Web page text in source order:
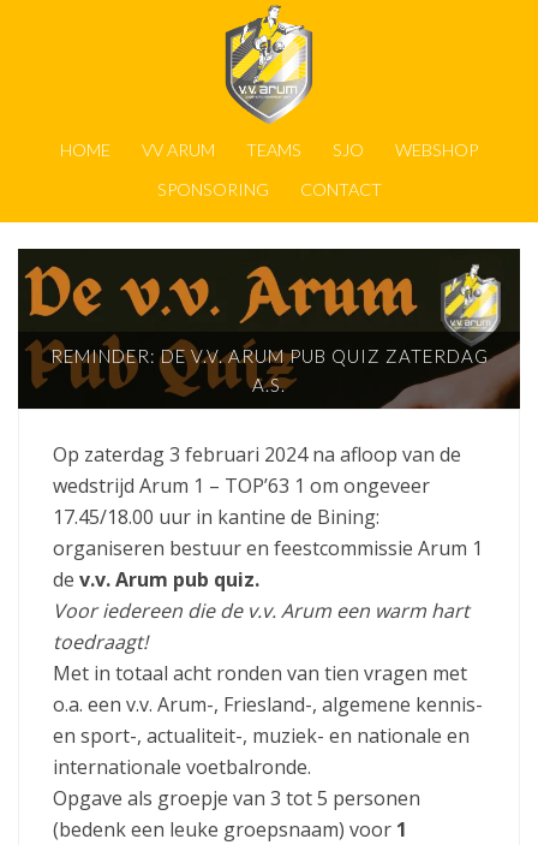
HOME VV ARUM TEAMS SJO
WEBSHOP
SPONSORING
CONTACT
REMINDER: DE V.V. ARUM PUB QUIZ ZATERDAG
A.S.
Op zaterdag 3 februari 2024 na afloop van de
wedstrijd Arum 1 – TOP’63 1 om ongeveer
17.45/18.00 uur in kantine de Bining:
organiseren bestuur en feestcommissie Arum 1
de v.v. Arum pub quiz.
Voor iedereen die de v.v. Arum een warm hart
toedraagt!
Met in totaal acht ronden van tien vragen met
o.a. een v.v. Arum-, Friesland-, algemene kennis-
en sport-, actualiteit-, muziek- en nationale en
internationale voetbalronde.
Opgave als groepje van 3 tot 5 personen
(bedenk een leuke groepsnaam) voor 1